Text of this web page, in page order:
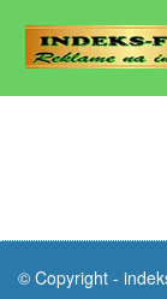
© Copyright -